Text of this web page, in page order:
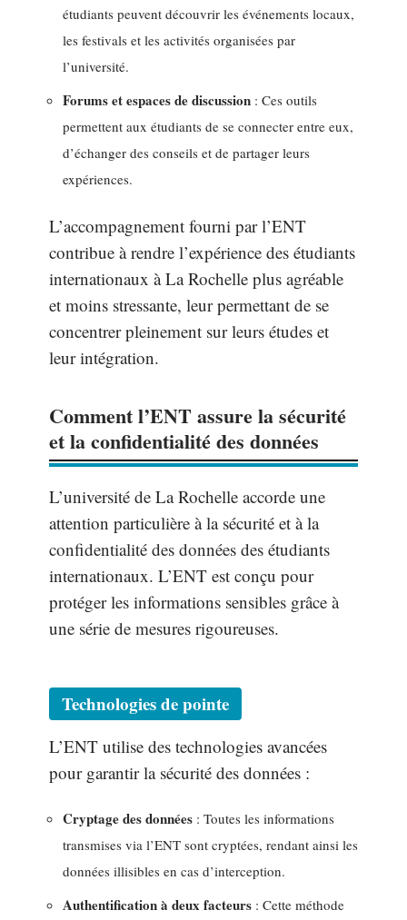
étudiants peuvent découvrir les événements locaux,
les festivals et les activités organisées par
l’université.
Forums et espaces de discussion : Ces outils
permettent aux étudiants de se connecter entre eux,
d’échanger des conseils et de partager leurs
expériences.
L’accompagnement fourni par l’ENT
contribue à rendre l’expérience des étudiants
internationaux à La Rochelle plus agréable
et moins stressante, leur permettant de se
concentrer pleinement sur leurs études et
leur intégration.
Comment l’ENT assure la sécurité
et la confidentialité des données
L’université de La Rochelle accorde une
attention particulière à la sécurité et à la
confidentialité des données des étudiants
internationaux. L’ENT est conçu pour
protéger les informations sensibles grâce à
une série de mesures rigoureuses.
Technologies de pointe
L’ENT utilise des technologies avancées
pour garantir la sécurité des données :
Cryptage des données : Toutes les informations
transmises via l’ENT sont cryptées, rendant ainsi les
données illisibles en cas d’interception.
Authentification à deux facteurs : Cette méthode